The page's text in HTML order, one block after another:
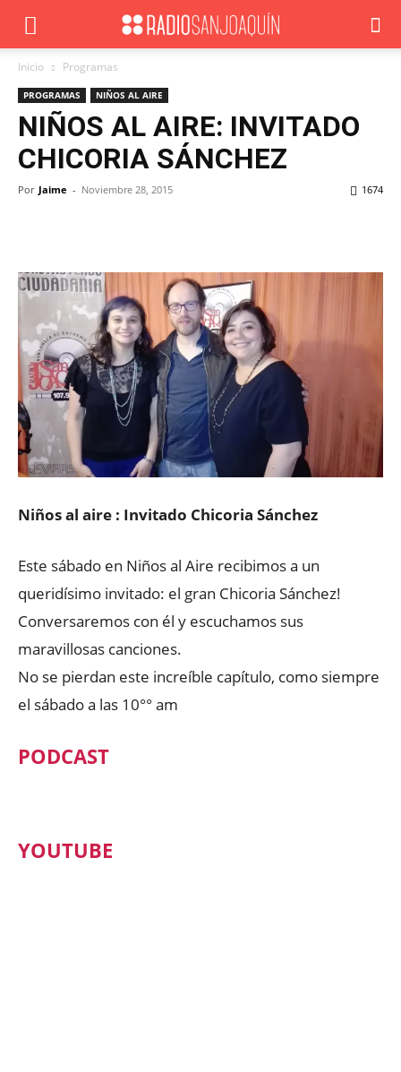
Inicio Programas
PROGRAMAS NIÑOS AL AIRE
NIÑOS AL AIRE: INVITADO
CHICORIA SÁNCHEZ
Por Jaime - Noviembre 28, 2015 1674
Niños al aire : Invitado Chicoria Sánchez
Este sábado en Niños al Aire recibimos a un
queridísimo invitado: el gran Chicoria Sánchez!
Conversaremos con él y escuchamos sus
maravillosas canciones.
No se pierdan este increíble capítulo, como siempre
el sábado a las 10°° am
PODCAST
YOUTUBE